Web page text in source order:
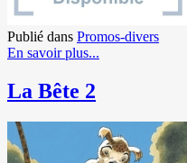
Publié dans Promos-divers
En savoir plus...
La Bête 2